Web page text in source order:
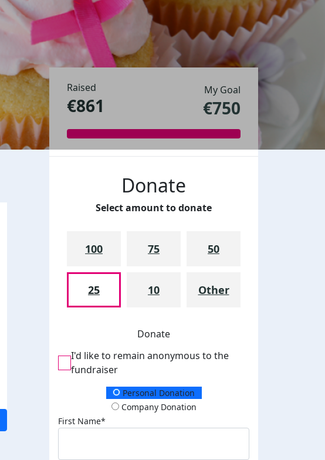
Raised
€861
My Goal
€750
Donate
Select amount to donate
100 75 50
25 10 Other
Donate
I'd like to remain anonymous to the
fundraiser
Donation TypePersonal Donation
Company Donation
First Name*